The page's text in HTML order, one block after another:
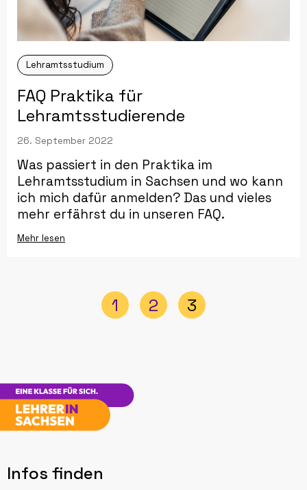
Lehramtsstudium
FAQ Praktika für
Lehramtsstudierende
26. September 2022
Was passiert in den Praktika im
Lehramtsstudium in Sachsen und wo kann
ich mich dafür anmelden? Das und vieles
mehr erfährst du in unseren FAQ.
Mehr lesen
1 2 3
Infos finden